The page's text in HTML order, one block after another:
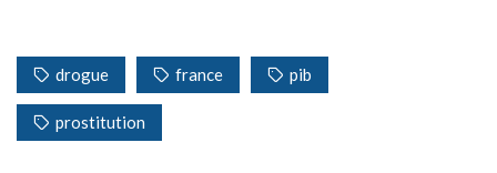
drogue france pib
prostitution